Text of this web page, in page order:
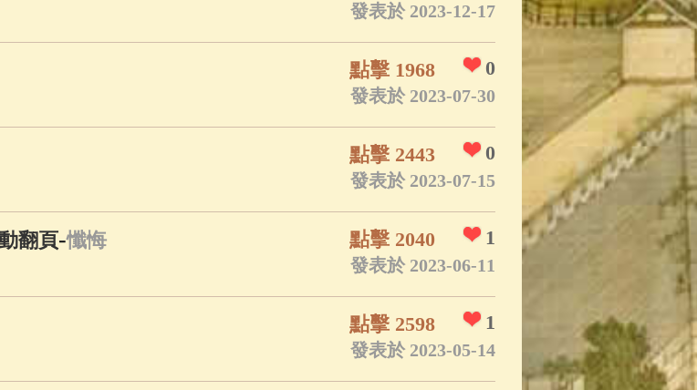
發表於 2023-12-17
0
點擊 1968
發表於 2023-07-30
0
點擊 2443
發表於 2023-07-15
翻頁-懺悔 1
點擊 2040
發表於 2023-06-11
1
點擊 2598
發表於 2023-05-14